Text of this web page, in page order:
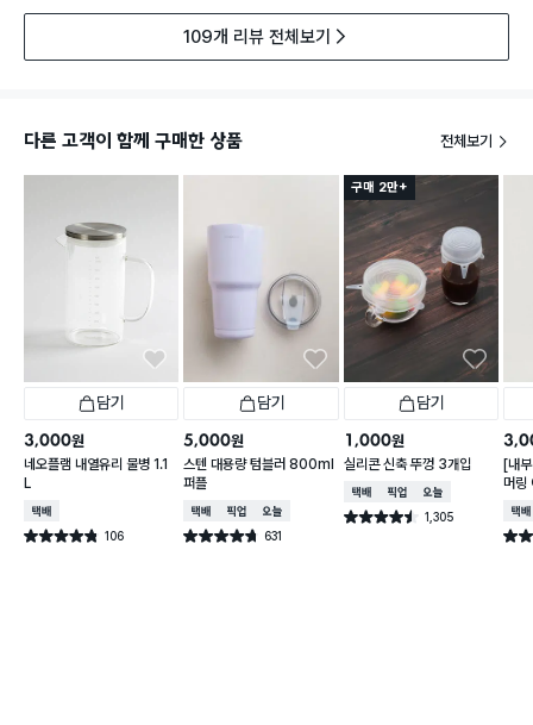
109개 리뷰 전체보기
다른 고객이 함께 구매한 상품 전체보기
담기
3,000원
네오플램 내열유리 물병 1.1
L
택배배송
별점 4.8점 106
건 작성
담기
5,000원
스텐 대용량 텀블러 800ml
퍼플
택배배송매장픽업오늘배송
별점 4.7점 631
건 작성
구매 2만+
담기
1,000원
실리콘 신축 뚜껑 3개입
택배배송매장픽업오늘배송
별점 4.5점 1,305
건 작성
[내
머링
컵
택배
별점